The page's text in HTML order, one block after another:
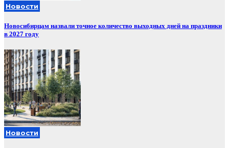
Новости
Новосибирцам назвали точное количество выходных дней на праздники
в 2027 году
Новости